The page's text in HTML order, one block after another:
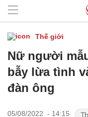
Thế giới
Nữ người
bẫy lừa tình
đàn ông
05/08/2022 - 14:15